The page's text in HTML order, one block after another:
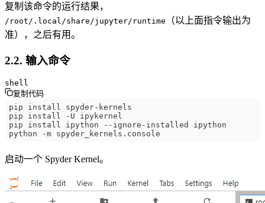
复制该命令的运行结果，
/root/.local/share/jupyter/runtime
（以上面指令输出为
准），之后有用。
2.2. 输入命令
shell
复制代码
python -m spyder_kernels.console
启动一个 Spyder Kernel。